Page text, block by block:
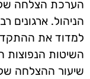
הערכת הצלחה של
הניהול. ארגונים
למדוד את
השיטות הנפוצות
שיעור ההצלחה